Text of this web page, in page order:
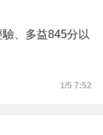
、多益845分以
年後轉跑道進到
位前輩們有什麼
1/5 7:52